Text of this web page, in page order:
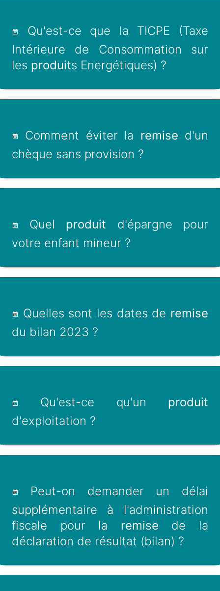
Qu'est-ce que la TICPE (Taxe
Intérieure de Consommation sur
les produits Energétiques) ?
Comment éviter la remise d'un
chèque sans provision ?
Quel produit d'épargne pour
votre enfant mineur ?
Quelles sont les dates de remise
du bilan 2023 ?
Qu'est-ce qu'un produit
d'exploitation ?
Peut-on demander un délai
supplémentaire à l'administration
fiscale pour la remise de la
déclaration de résultat (bilan) ?